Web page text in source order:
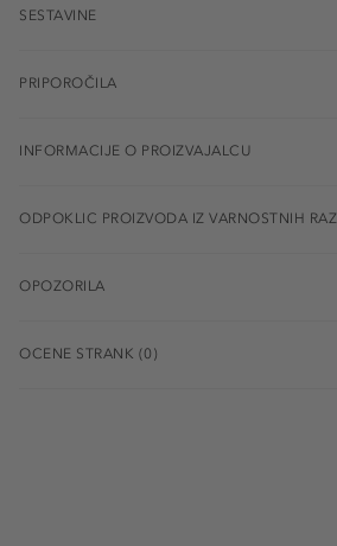
SESTAVINE
PRIPOROČILA
INFORMACIJE O PROIZVAJALCU
ODPOKLIC PROIZVODA IZ VARNOSTNIH
OPOZORILA
OCENE STRANK (0)